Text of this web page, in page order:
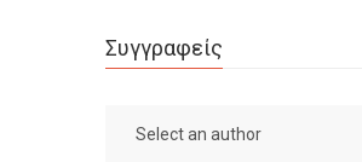
Συγγραφείς